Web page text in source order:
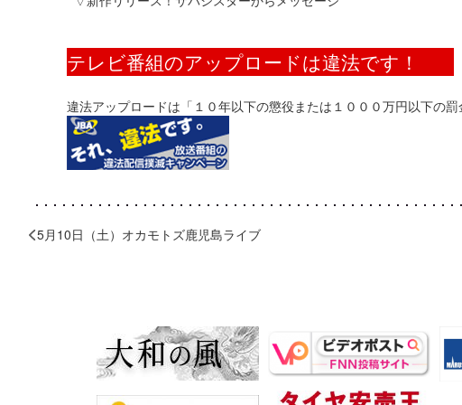
テレビ番組のアップロードは違法です！
違法アップロードは「１０年以下の懲役または１０００万円以下の
5月10日（土）オカモトズ鹿児島ライブ